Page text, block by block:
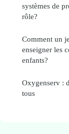
systèmes de
rôle?
Comment un
enseigner les
enfants?
Oxygenserv :
tous